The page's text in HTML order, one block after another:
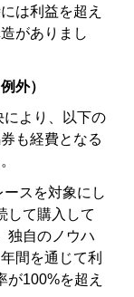
は利益を超え
がありまし
外）
より、以下の
も経費となる
ースを対象にし
して購入して
独自のノウハ
間を通じて利
が100%を超え